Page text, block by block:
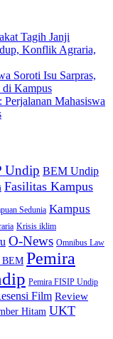
Tagih Janji
Konflik Agraria,
Soroti Isu Sarpras,
di Kampus
Mahasiswa
Undip BEM Undip
Fasilitas Kampus
Sedunia Kampus
Krisis iklim
O-News Omnibus Law
BEM Pemira
Pemira FISIP Undip
Film Review
Hitam UKT